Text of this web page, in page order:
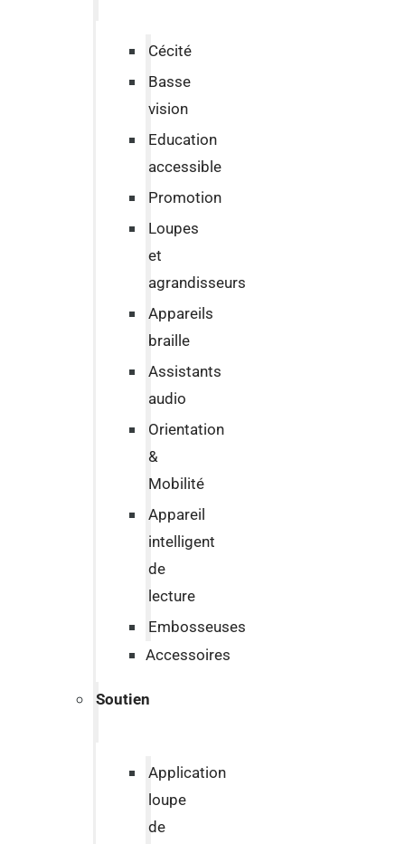
Cécité
Basse
vision
Education
accessible
Promotion
Loupes
et
agrandisseurs
Appareils
braille
Assistants
audio
Orientation
&
Mobilité
Appareil
intelligent
de
lecture
Embosseuses
Accessoires
Soutien
Application
loupe
de